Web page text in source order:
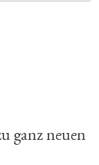
ganz neuen